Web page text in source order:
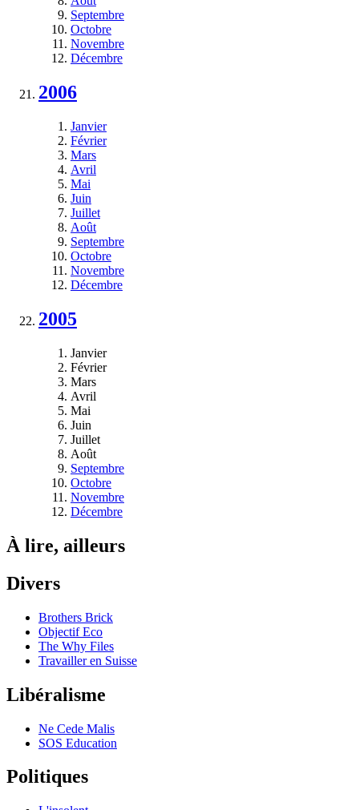
Septembre
Octobre
Novembre
Décembre
2006
Janvier
Février
Mars
Avril
Mai
Juin
Juillet
Août
Septembre
Octobre
Novembre
Décembre
2005
Janvier
Février
Mars
Avril
Mai
Juin
Juillet
Août
Septembre
Octobre
Novembre
Décembre
À lire, ailleurs
Divers
Brothers Brick
Objectif Eco
The Why Files
Travailler en Suisse
Libéralisme
Ne Cede Malis
SOS Education
Politiques